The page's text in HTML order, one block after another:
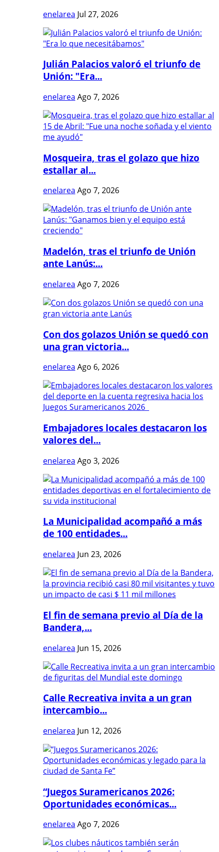
enelarea Jul 27, 2026
Julián Palacios valoró el triunfo de
Unión: "Era...
enelarea Ago 7, 2026
Mosqueira, tras el golazo que hizo
estallar al...
enelarea Ago 7, 2026
Madelón, tras el triunfo de Unión
ante Lanús:...
enelarea Ago 7, 2026
Con dos golazos Unión se quedó con
una gran victoria...
enelarea Ago 6, 2026
Embajadores locales destacaron los
valores del...
enelarea Ago 3, 2026
La Municipalidad acompañó a más
de 100 entidades...
enelarea Jun 23, 2026
El fin de semana previo al Día de la
Bandera,...
enelarea Jun 15, 2026
Calle Recreativa invita a un gran
intercambio...
enelarea Jun 12, 2026
“Juegos Suramericanos 2026:
Oportunidades económicas...
enelarea Ago 7, 2026